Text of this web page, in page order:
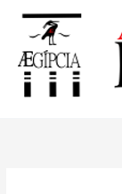
conteúdo